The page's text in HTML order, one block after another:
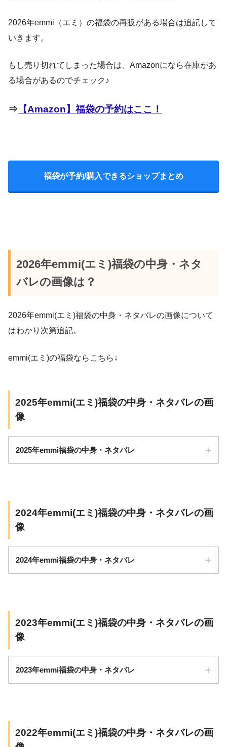
2026年emmi（エミ）の福袋の再販がある場合は追記して
いきます。
もし売り切れてしまった場合は、Amazonになら在庫があ
る場合があるのでチェック♪
⇒ 【Amazon】福袋の予約はここ！
福袋が予約/購入できるショップまとめ
2026年emmi(エミ)福袋の中身・ネタ
バレの画像は？
2026年emmi(エミ)福袋の中身・ネタバレの画像について
はわかり次第追記。
emmi(エミ)の福袋ならこちら↓
2025年emmi(エミ)福袋の中身・ネタバレの画
像
2025年emmi福袋の中身・ネタバレ
2024年emmi(エミ)福袋の中身・ネタバレの画
像
2024年emmi福袋の中身・ネタバレ
2023年emmi(エミ)福袋の中身・ネタバレの画
像
2023年emmi福袋の中身・ネタバレ
2022年emmi(エミ)福袋の中身・ネタバレの画